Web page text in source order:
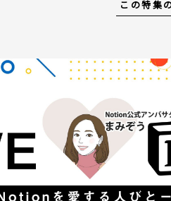
この特集